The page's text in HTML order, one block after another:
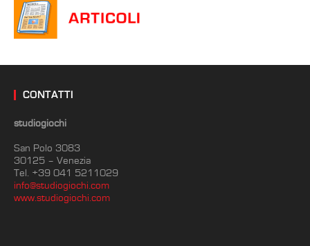
CONTATTI
studiogiochi
San Polo 3083
30125 – Venezia
Tel. +39 041 5211029
info@studiogiochi.com
www.studiogiochi.com